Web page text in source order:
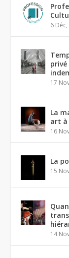
6
17
La
art à
16
La
15
14